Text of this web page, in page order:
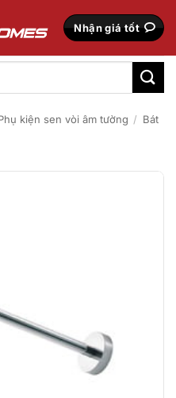
Nhận giá tốt
kiện sen vòi âm tường / Bát